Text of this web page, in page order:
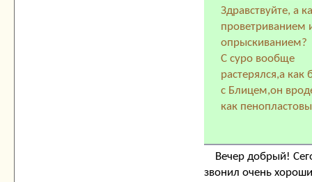
Здравствуйте, а
проветриванием
опрыскиванием?
С суро вообще
растерялся,а как
с Блицем,он
как
Вечер добрый!
звонил очень